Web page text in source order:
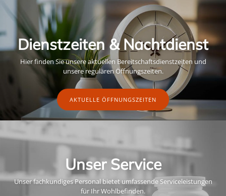
Dienstzeiten & Nachtdienst
Hier finden Sie unsere aktuellen Bereitschaftsdienstzeiten und
unsere regulären Öffnungszeiten.
AKTUELLE ÖFFNUNGSZEITEN
Unser Service
Unser fachkundiges Personal bietet umfassende Serviceleistungen
für Ihr Wohlbefinden.